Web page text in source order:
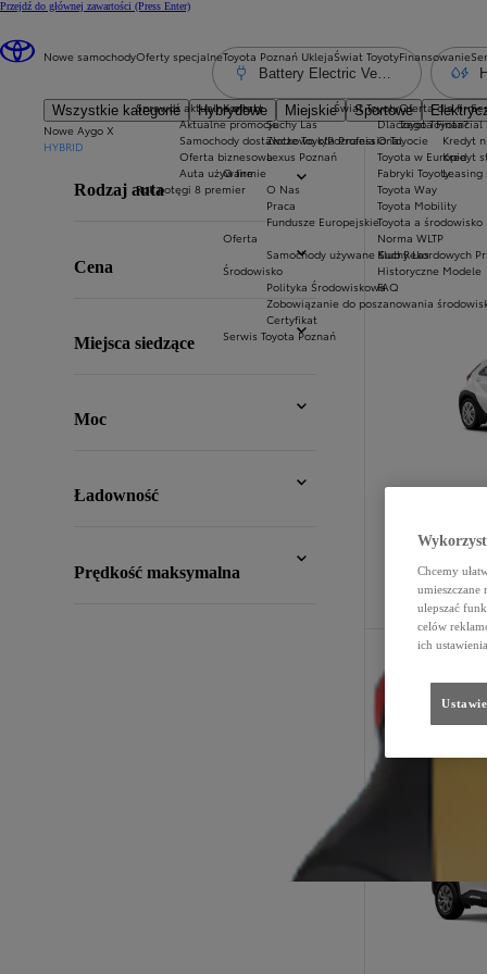
Przejdź do głównej zawartości (Press Enter)
Nowe samochody
Wszystkie kategorie Hybrydowe Miejskie Sportowe
Nowe Aygo X
HYBRID
Oferty specjalne
Sprawdź aktualne oferty
Aktualne promocje
Samochody dostawcze Toyota Professional
Oferta biznesowa
Auta używane
Rok potęgi 8 premier
Toyota Poznań Ukleja
Kontakt
Suchy Las
Złotkowo k/Poznania
Lexus Poznań
O firmie
O Nas
Praca
Fundusze Europejskie
Oferta
Samochody używane Suchy Las
Środowisko
Polityka Środowiskowa
Zobowiązanie do poszanowania
Certyfikat
Serwis Toyota Poznań
Świat Toyoty
Świat Toyoty
Dlaczego Toyota?
O Toyocie
Toyota w Europie
Fabryki Toyoty
Toyota Way
Toyota Mobility
Toyota a środowisko
Norma WLTP
Klub Rekordowych
Historyczne Modele
FAQ
Finansowanie
Oferta dla firm
Toyota Financial
Kredyt
Kredyt
Leasing
Battery Electric Vehicle
Rodzaj auta
Cena
Miejsca siedzące
Moc
Ładowność
Prędkość maksymalna
Chcemy
ulepszać
celów
ich